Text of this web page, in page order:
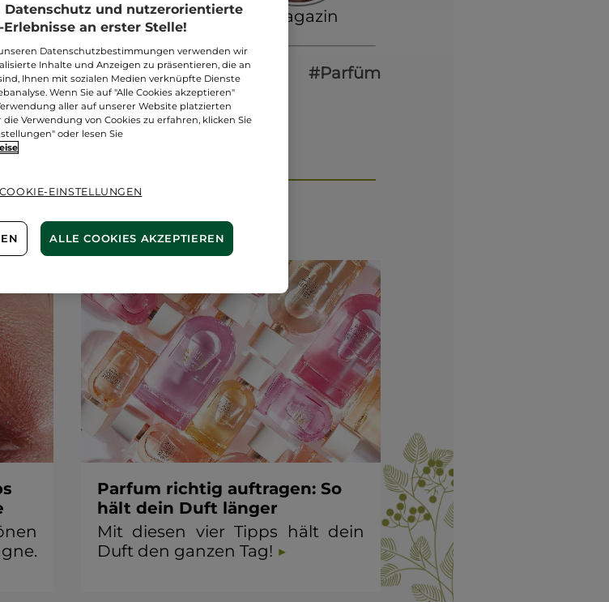
Tipp
#Lifestyle #Magazin
#Körperpflege #Haarpflege #Parfüm
Aktuelles
Parfum richtig auftragen: So
hält dein Duft länger
Mit diesen vier Tipps hält dein
Duft den ganzen Tag!
Datenschutz und nutzerorientierte
an erster Stelle!
Datenschutzbestimmungen verwenden wir
Inhalte und Anzeigen zu präsentieren, die an
Ihnen mit sozialen Medien verknüpfte Dienste
Wenn Sie auf "Alle Cookies akzeptieren"
aller auf unserer Website platzierten
Verwendung von Cookies zu erfahren, klicken Sie
oder lesen Sie
COOKIE-EINSTELLUNGEN
ALLE COOKIES AKZEPTIEREN